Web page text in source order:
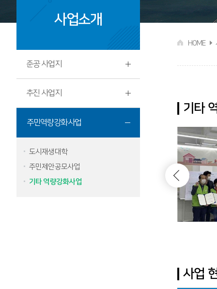
HOME
사업소개
준공 사업지
추진 사업지
주민역량강화사업
도시재생대학
주민제안공모사업
기타 역량강화사업
기타
사업